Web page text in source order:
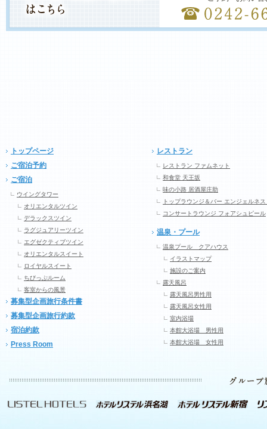
トップページ
ご宿泊予約
ご宿泊
ウイングタワー
オリエンタルツイン
デラックスツイン
ラグジュアリーツイン
エグゼクティブツイン
オリエンタルスイート
ロイヤルスイート
ちびっぷルーム
客室からの風景
募集型企画旅行条件書
募集型企画旅行約款
宿泊約款
Press Room
レストラン
レストラン ファムネット
和食堂 天王坂
味の小路 居酒屋庄助
トップラウンジ＆バー エンジェルネス
コンサートラウンジ フォアシュピール
温泉・プール
温泉プール クアハウス
イラストマップ
施設のご案内
露天風呂
露天風呂男性用
露天風呂女性用
室内浴場
本館大浴場 男性用
本館大浴場 女性用